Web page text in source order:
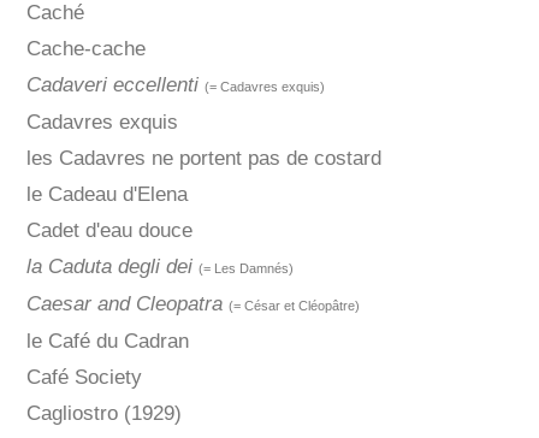
Caché
Cache-cache
Cadaveri eccellenti (= Cadavres exquis)
Cadavres exquis
les Cadavres ne portent pas de costard
le Cadeau d'Elena
Cadet d'eau douce
la Caduta degli dei (= Les Damnés)
Caesar and Cleopatra (= César et Cléopâtre)
le Café du Cadran
Café Society
Cagliostro (1929)